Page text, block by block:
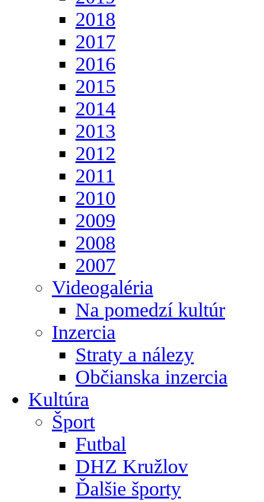
2018
2017
2016
2015
2014
2013
2012
2011
2010
2009
2008
2007
Videogaléria
Na pomedzí kultúr
Inzercia
Straty a nálezy
Občianska inzercia
Kultúra
Šport
Futbal
DHZ Kružlov
Ďalšie športy